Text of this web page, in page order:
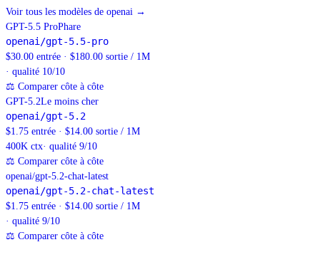
Voir tous les modèles de openai →
GPT-5.5 ProPhare
openai/gpt-5.5-pro
$30.00 entrée · $180.00 sortie / 1M
· qualité 10/10
⚖ Comparer côte à côte
GPT-5.2Le moins cher
openai/gpt-5.2
$1.75 entrée · $14.00 sortie / 1M
400K ctx· qualité 9/10
⚖ Comparer côte à côte
openai/gpt-5.2-chat-latest
openai/gpt-5.2-chat-latest
$1.75 entrée · $14.00 sortie / 1M
· qualité 9/10
⚖ Comparer côte à côte